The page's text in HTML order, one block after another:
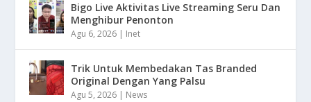
Bigo Live Aktivitas Live Streaming Seru Dan
Menghibur Penonton
Agu 6, 2026 | Inet
Trik Untuk Membedakan Tas Branded
Original Dengan Yang Palsu
Agu 5, 2026 | News